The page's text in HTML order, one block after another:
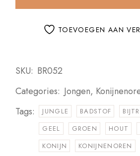
TOEVOEGEN AAN
SKU: BR052
Categories: Jongen,
Tags:
JUNGLE BADSTOF
GEEL
GROEN HOUT
KONIJN
KONIJNENOREN